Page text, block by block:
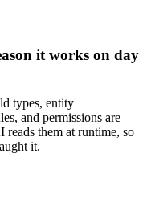
it works on day
types, entity
and permissions are
reads them at runtime, so
it.